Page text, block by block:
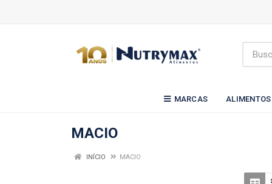
MARCAS
MACIO
INÍCIO MACIO